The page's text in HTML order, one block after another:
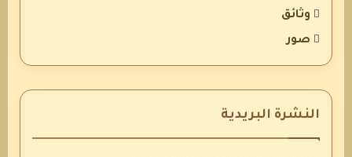
وثائق
صور
النشرة البريدية